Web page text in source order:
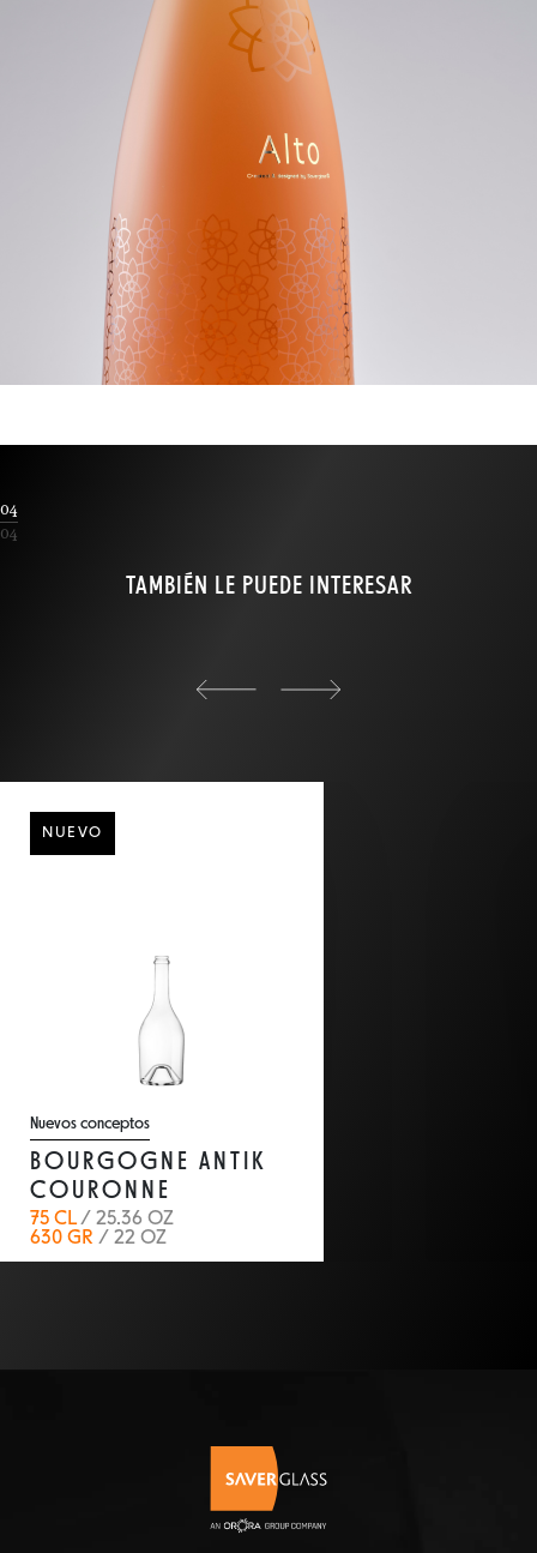
04
04
TAMBIÉN LE PUEDE INTERESAR
NUEVO
Nuevos conceptos
BOURGOGNE ANTIK
COURONNE
75 CL/ 25.36 OZ
630 GR / 22 OZ